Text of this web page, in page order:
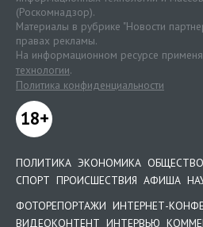
(Роскомнадзор).
Материалы в рубрике "Новости
правах рекламы.
На информационном ресурсе
технологии.
Политика конфиденциальности
18+
ПОЛИТИКА ЭКОНОМИКА ОБЩЕСТВО
СПОРТ ПРОИСШЕСТВИЯ АФИША
ФОТОРЕПОРТАЖИ ИНТЕРНЕТ-
ВИДЕОКОНТЕНТ ИНТЕРВЬЮ